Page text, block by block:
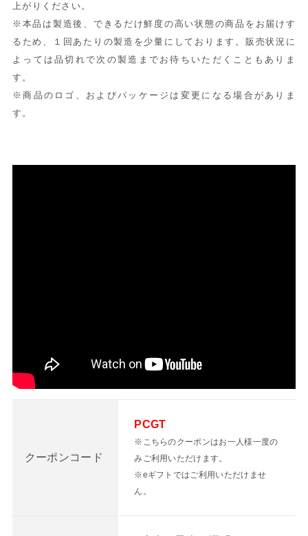
上がりください。
※本品は製造後、できるだけ鮮度の高い状態の商品をお届けす
るため、１回あたりの製造を少量にしております。販売状況に
よっては品切れで次の製造までお待ちいただくこともありま
す。
※商品のロゴ、およびパッケージは変更になる場合がありま
す。
クーポンコード
PCGT
※こちらのクーポンはお一人様一度の
みご利用いただけます。
※eギフトではご利用いただけませ
ん。